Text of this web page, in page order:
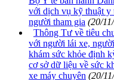
với dịch vụ kỹ thuật y
người tham gia (20/
Thông Tư về tiêu
với người lái xe,
khám sức khỏe định
cơ sở dữ liệu về sức
xe máy chuyên (20/